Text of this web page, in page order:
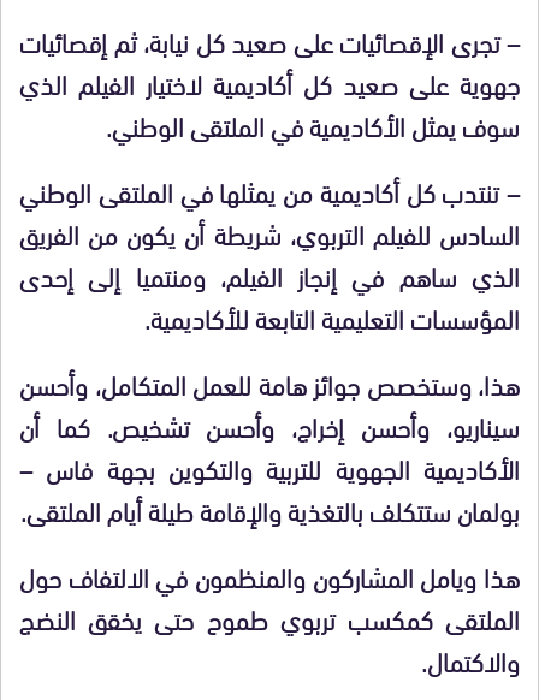
–تجرى الإقصائيات على صعيد كل نيابة، ثم إقصائيات
جهوية على صعيد كل أكاديمية لاختيار الفيلم الذي
سوف يمثل الأكاديمية في الملتقى الوطني.
–تنتدب كل أكاديمية من يمثلها في الملتقى الوطني
السادس للفيلم التربوي، شريطة أن يكون من الفريق
الذي ساهم في إنجاز الفيلم، ومنتميا إلى إحدى
المؤسسات التعليمية التابعة للأكاديمية.
هذا، وستخصص جوائز هامة للعمل المتكامل، وأحسن
سيناريو، وأحسن إخراج، وأحسن تشخيص. كما أن
الأكاديمية الجهوية للتربية والتكوين بجهة فاس –
بولمان ستتكلف بالتغذية والإقامة طيلة أيام الملتقى.
هذا ويامل المشاركون والمنظمون في الالتفاف حول
الملتقى كمكسب تربوي طموح حتى يخقق النضج
والاكتمال.